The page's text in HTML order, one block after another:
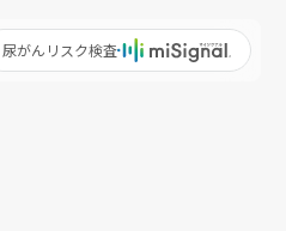
尿がんリスク検査